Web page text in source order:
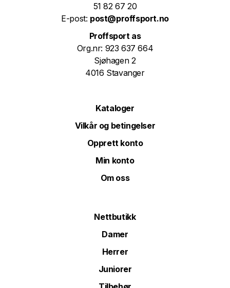
51 82 67 20
E-post: post@proffsport.no
Proffsport as
Org.nr: 923 637 664
Sjøhagen 2
4016 Stavanger
Kataloger
Vilkår og betingelser
Opprett konto
Min konto
Om oss
Nettbutikk
Damer
Herrer
Juniorer